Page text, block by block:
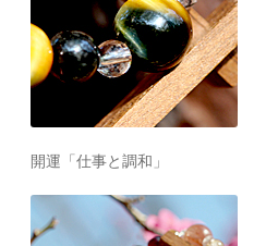
開運「仕事と調和」